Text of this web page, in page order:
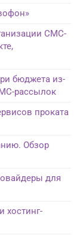
СМС-
бюджета из-
рассылок
проката
Обзор
для
хостинг-